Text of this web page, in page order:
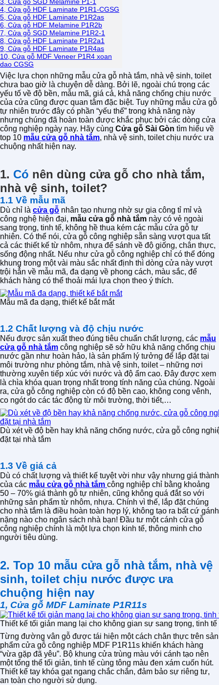
4, Cửa gỗ HDF Laminate P1R1-CGSG
5, Cửa gỗ HDF Laminate P1R2as
6, Cửa gỗ HDF Melamine P1R2b
7, Cửa gỗ SGD Melamine P1R2-1
8, Cửa gỗ HDF Laminate P1R2a1
9, Cửa gỗ HDF Laminate P1R4as
10, Cửa gỗ MDF Veneer P1R4 xoan
dao CGSG
Việc lựa chọn những mẫu cửa gỗ nhà tắm, nhà vệ sinh, toilet
chưa bao giờ là chuyện dễ dàng. Bởi lẽ, ngoài chú trọng các
yếu tố về độ bền, mẫu mã, giá cả, khả năng chống chịu nước
của cửa cũng được quan tâm đặc biệt. Tuy những mẫu cửa gỗ
tự nhiên trước đây có phần “yếu thế” trong khả năng này
nhưng chúng đã hoàn toàn được khắc phục bởi các dòng cửa
công nghiệp ngày nay. Hãy cùng Cửa gỗ Sài Gòn tìm hiểu về
top 10 mẫu cửa gỗ nhà tắm, nhà vệ sinh, toilet chịu nước ưa
chuộng nhất hiện nay.
1. Có nên dùng cửa gỗ cho nhà tắm,
nhà vệ sinh, toilet?
1.1 Về mẫu mã
Dù chỉ là cửa gỗ nhân tạo nhưng nhờ sự gia công tỉ mỉ và
công nghệ hiện đại, mẫu cửa gỗ nhà tắm này có vẻ ngoài
sang trọng, tinh tế, không hề thua kém các mẫu cửa gỗ tự
nhiên. Có thể nói, cửa gỗ công nghiệp sẵn sàng vượt qua tất
cả các thiết kế từ nhôm, nhựa để sánh về độ giống, chân thực,
sống động nhất. Nếu như cửa gỗ công nghiệp chỉ có thể đóng
khung trong một vài màu sắc nhất định thì dòng cửa này vượt
trội hẳn về mẫu mã, đa dạng về phong cách, màu sắc, để
khách hàng có thể thoải mái lựa chọn theo ý thích.
Mẫu mã đa dạng, thiết kế bắt mắt
1.2 Chất lượng và độ chịu nước
Nếu được sản xuất theo đúng tiêu chuẩn chất lượng, các mẫu
cửa gỗ nhà tắm công nghiệp sẽ sở hữu khả năng chống chịu
nước gần như hoàn hảo, là sản phẩm lý tưởng để lắp đặt tại
môi trường như phòng tắm, nhà vệ sinh, toilet – những nơi
thường xuyên tiếp xúc với nước và độ ẩm cao. Đây được xem
là chìa khóa quan trọng nhất trong tính năng của chúng. Ngoài
ra, cửa gỗ công nghiệp còn có độ bền cao, không cong vênh,
co ngót do các tác động từ môi trường, thời tiết,…
Dù xét về độ bền hay khả năng chống nước, cửa gỗ công
đặt tại nhà tắm
1.3 Về giá cả
Dù có chất lượng và thiết kế tuyệt vời như vậy nhưng giá thành
của các mẫu cửa gỗ nhà tắm công nghiệp chỉ bằng khoảng
50 – 70% giá thành gỗ tự nhiên, cũng không quá đắt so với
những sản phẩm từ nhôm, nhựa. Chính vì thế, lắp đặt chúng
cho nhà tắm là điều hoàn toàn hợp lý, không tạo ra bất cứ gánh
nặng nào cho ngân sách nhà bạn! Đầu tư một cánh cửa gỗ
công nghiệp chính là một lựa chọn kinh tế, thông minh cho
người tiêu dùng.
2. Top 10 mẫu cửa gỗ nhà tắm, nhà vệ
sinh, toilet chịu nước được ưa
chuộng hiện nay
1, Cửa gỗ MDF Laminate P1R11s
Thiết kế tối giản mang lại cho không gian sự sang trọng, tinh
Từng đường vân gỗ được tái hiện một cách chân thực trên sản
phẩm cửa gỗ công nghiệp MDF P1R11s khiến khách hàng
“vừa gặp đã yêu”. Bộ khung cửa trùng màu với cánh tạo nên
một tổng thể tối giản, tinh tế cùng tông màu đen xám cuốn hút.
Thiết kế tay khóa gạt ngang chắc chắn, đảm bảo sự riêng tư,
an toàn cho người sử dụng.